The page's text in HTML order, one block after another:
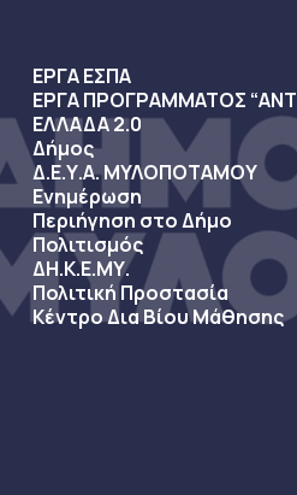
ΕΡΓΑ ΕΣΠΑ
ΕΡΓΑ ΠΡΟΓΡΑΜΜΑΤΟΣ
ΕΛΛΑΔΑ 2.0
Δήμος
Δ.Ε.Υ.Α. ΜΥΛΟΠΟΤΑΜΟΥ
Ενημέρωση
Περιήγηση στο Δήμο
Πολιτισμός
ΔΗ.Κ.Ε.ΜΥ.
Πολιτική Προστασία
Κέντρο Δια Βίου Μάθησης